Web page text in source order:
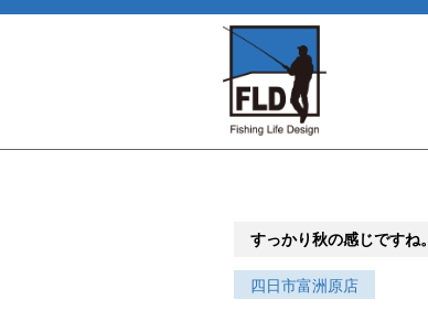
すっかり秋の感じですね。
四日市富洲原店